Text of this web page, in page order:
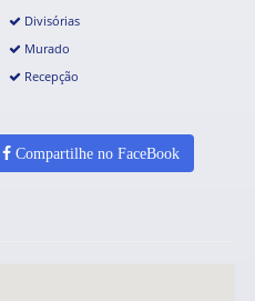
Divisórias
Murado
Recepção
Compartilhe no FaceBook